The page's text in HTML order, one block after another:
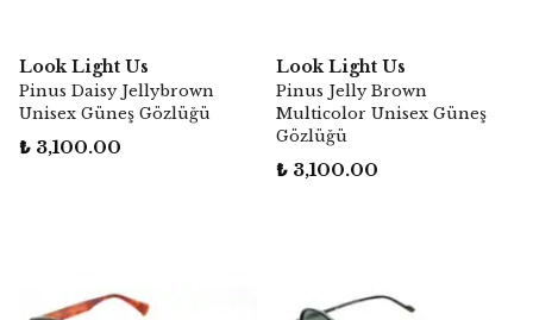
Look Light Us
Pinus Daisy Jellybrown
Unisex Güneş Gözlüğü
₺ 3,100.00
Look Light Us
Pinus Jelly Brown
Multicolor Unisex Güneş
Gözlüğü
₺ 3,100.00